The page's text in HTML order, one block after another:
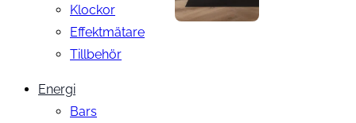
Klockor
Effektmätare
Tillbehör
Energi
Bars